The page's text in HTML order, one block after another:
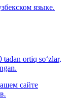
языке.
ortiq so‘zlar,
сайте